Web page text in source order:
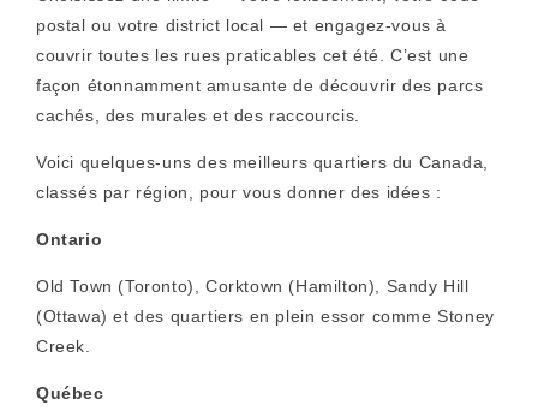
postal ou votre district local — et engagez-vous à
couvrir toutes les rues praticables cet été. C’est une
façon étonnamment amusante de découvrir des parcs
cachés, des murales et des raccourcis.
Voici quelques-uns des meilleurs quartiers du Canada,
classés par région, pour vous donner des idées :
Ontario
Old Town (Toronto), Corktown (Hamilton), Sandy Hill
(Ottawa) et des quartiers en plein essor comme Stoney
Creek.
Québec